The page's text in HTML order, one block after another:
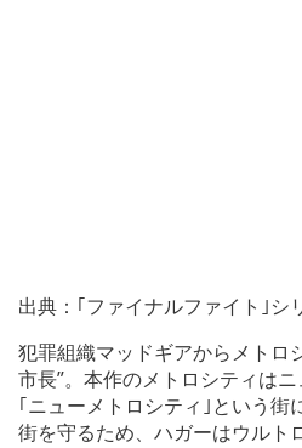
出典：｢ファイナルファイト｣シ
犯罪組織マッドギアからメトロ
市長”。本作のメトロシティはニ
｢ニューメトロシティ｣という街
街を守るため、ハガーはウルト